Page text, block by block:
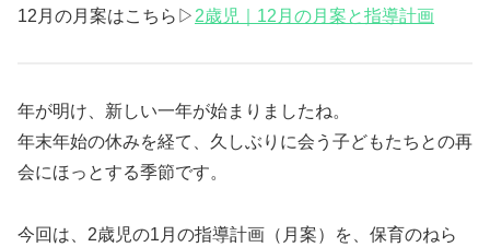
12月の月案はこちら▷ 2歳児｜12月の月案と指導計画
年が明け、新しい一年が始まりましたね。
年末年始の休みを経て、久しぶりに会う子どもたちとの再
会にほっとする季節です。
今回は、2歳児の1月の指導計画（月案）を、保育のねら